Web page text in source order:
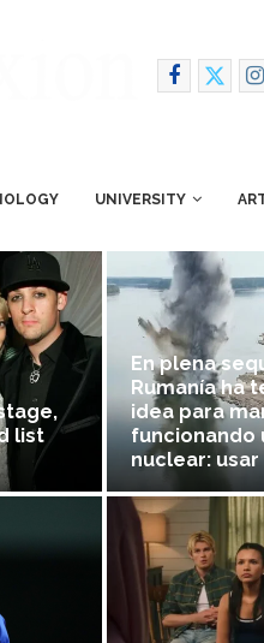
UNIVERSITY
list
En plena
Rumanía ha
idea para
funcionando
nuclear: